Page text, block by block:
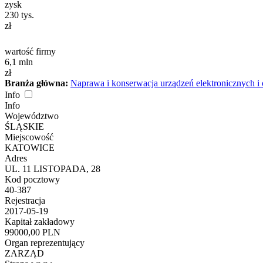
zysk
230 tys.
zł
wartość firmy
6,1 mln
zł
Branża główna: Naprawa i konserwacja urządzeń elektronicznych i
Info
Info
Województwo
ŚLĄSKIE
Miejscowość
KATOWICE
Adres
UL. 11 LISTOPADA, 28
Kod pocztowy
40-387
Rejestracja
2017-05-19
Kapitał zakładowy
99000,00 PLN
Organ reprezentujący
ZARZĄD